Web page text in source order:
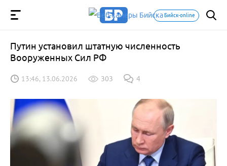
Бийск-online
Путин установил штатную численность
Вооруженных Сил РФ
13:46, 13.06.2026 303 4